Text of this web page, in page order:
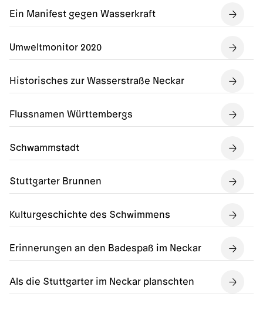
Ein Manifest gegen Wasserkraft
Umweltmonitor 2020
Historisches zur Wasserstraße Neckar
Flussnamen Württembergs
Schwammstadt
Stuttgarter Brunnen
Kulturgeschichte des Schwimmens
Erinnerungen an den Badespaß im Neckar
Als die Stuttgarter im Neckar planschten